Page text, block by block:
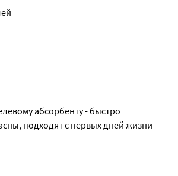
абсорбенту - быстро
подходят с первых дней жизни